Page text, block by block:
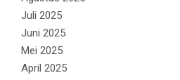
Juli 2025
Juni 2025
Mei 2025
April 2025